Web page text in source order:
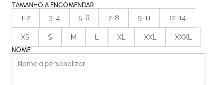
TAMANHO A ENCOMENDAR
1-2 3-4 5-6 7-8 9-11 12-14
XS S M L XL XXL XXXL
NOME